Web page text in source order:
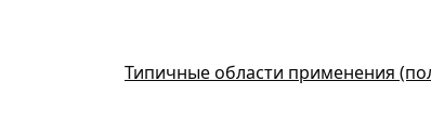
Типичные области применения